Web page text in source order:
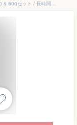
Mamafy (ママフィ) しっかり 虫よけクリーム (25g & 60gセット / 長時間効果が続く) 虫除け (べたつかない 塗りやすい せっけんで落とせる) アウトドア トコジラミ (無添加/肌に優しい)